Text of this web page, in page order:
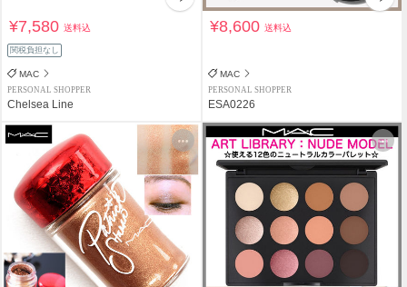
¥7,580送料込
関税負担なし
MAC
PERSONAL SHOPPER
Chelsea Line
¥8,600送料込
MAC
PERSONAL SHOPPER
ESA0226